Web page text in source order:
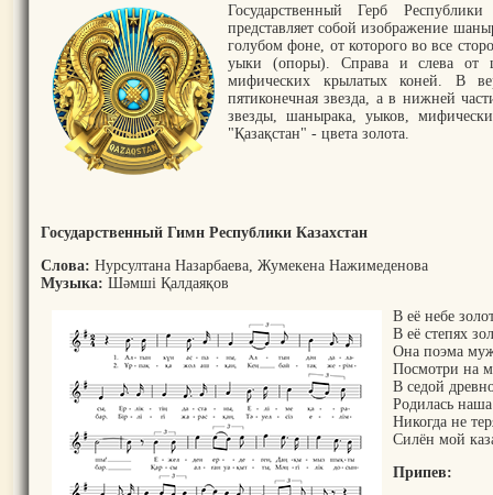
Государственный Герб
представляет собой изображение
голубом фоне, от которого во все
уыки (опоры). Справа и слева от
мифических крылатых коней. В
пятиконечная звезда, а в нижней
звезды, шанырака, уыков,
"Қазақстан" - цвета золота.
Государственный Гимн Республики Казахстан
Слова: Нурсултана Назарбаева, Жумекена Нажимеденова
Музыка: Шәмші Қалдаяқов
В её небе
В её степях
Она поэма
Посмотри на
В седой
Родилась наша
Никогда не
Силён мой
Припев: